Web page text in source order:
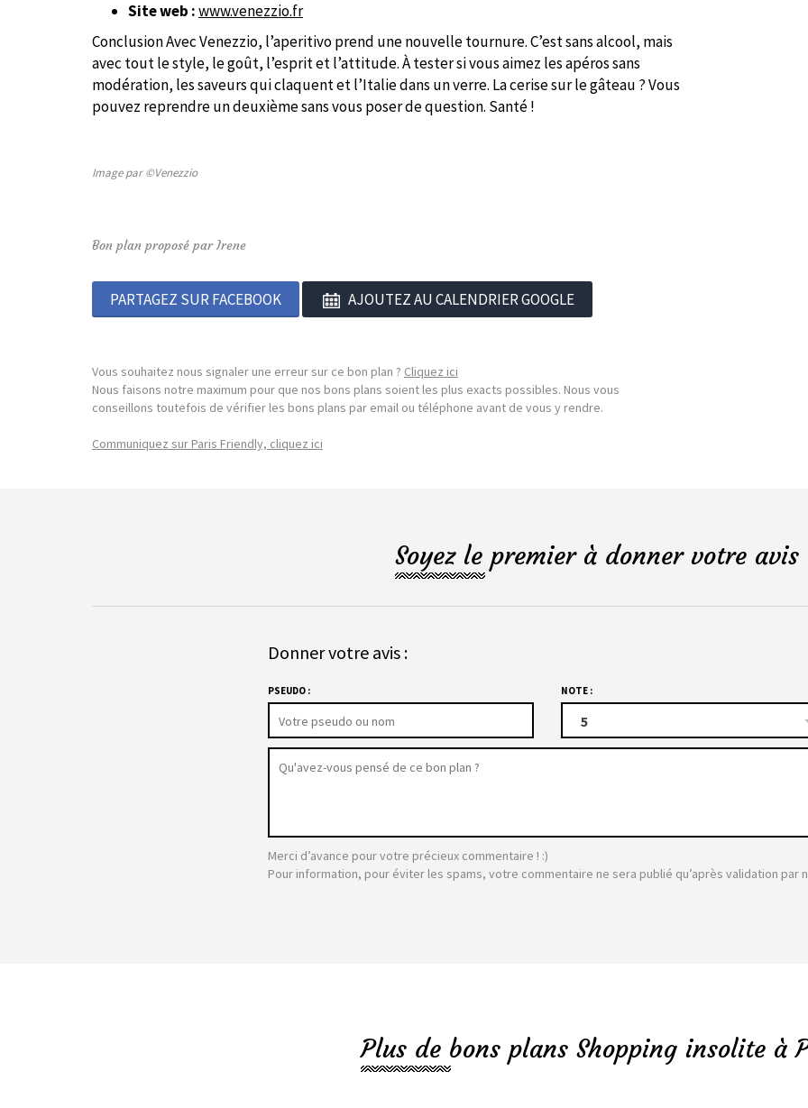
Site web :www.venezzio.fr
Conclusion Avec Venezzio, l’aperitivo prend une nouvelle tournure. C’est sans alcool, mais
avec tout le style, le goût, l’esprit et l’attitude. À tester si vous aimez les apéros sans
modération, les saveurs qui claquent et l’Italie dans un verre. La cerise sur le gâteau ? Vous
pouvez reprendre un deuxième sans vous poser de question. Santé !
Image par ©Venezzio
Bon plan proposé par Irene
PARTAGEZ SUR FACEBOOK AJOUTEZ AU CALENDRIER GOOGLE
Vous souhaitez nous signaler une erreur sur ce bon plan ? Cliquez ici
Nous faisons notre maximum pour que nos bons plans soient les plus exacts possibles. Nous vous
conseillons toutefois de vérifier les bons plans par email ou téléphone avant de vous y rendre.
Communiquez sur Paris Friendly, cliquez ici
Soyez le premier à donner votre
Donner votre avis :
PSEUDO : NOTE :
5
Merci d’avance pour votre précieux commentaire ! :)
Pour information, pour éviter les spams, votre commentaire ne sera publié qu’après validation par
Plus de bons plans Shopping insolite à